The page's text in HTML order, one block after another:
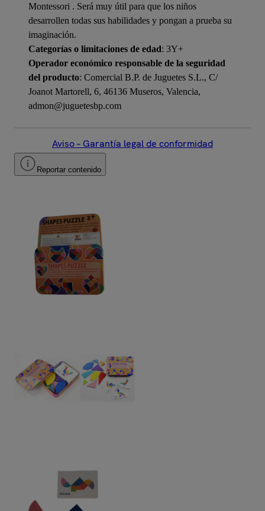
Montessori . Será muy útil para que los niños
desarrollen todas sus habilidades y pongan a prueba su
imaginación.
Categorías o limitaciones de edad: 3Y+
Operador económico responsable de la seguridad
del producto: Comercial B.P. de Juguetes S.L., C/
Joanot Martorell, 6, 46136 Museros, Valencia,
admon@juguetesbp.com
Aviso – Garantía legal de conformidad
Reportar contenido